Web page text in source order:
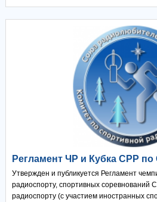
Регламент ЧР и Кубка СРР
Утвержден и публикуется Регламент
радиоспорту, спортивных соревнований
радиоспорту (с участием иностранных